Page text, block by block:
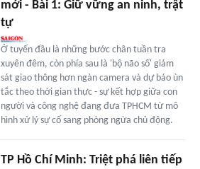
mới - Bài 1: Giữ vững an ninh, trật
tự
Ở tuyến đầu là những bước chân tuần tra
xuyên đêm, còn phía sau là 'bộ não số' giám
sát giao thông hơn ngàn camera và dự báo ùn
tắc theo thời gian thực - sự kết hợp giữa con
người và công nghệ đang đưa TPHCM từ mô
hình xử lý sự cố sang phòng ngừa chủ động.
TP Hồ Chí Minh: Triệt phá liên tiếp